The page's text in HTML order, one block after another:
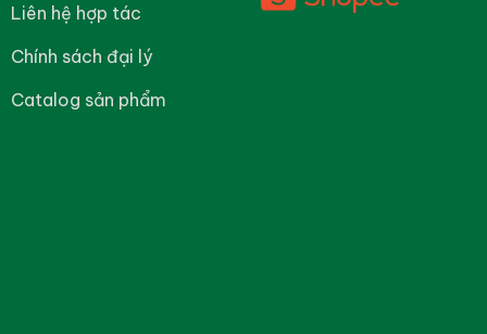
Liên hệ hợp tác
Chính sách đại lý
Catalog sản phẩm